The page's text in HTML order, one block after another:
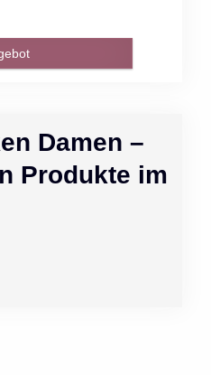
Damen –
Produkte im